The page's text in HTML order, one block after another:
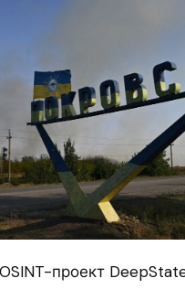
проект